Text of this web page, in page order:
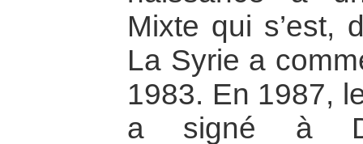
Mixte qui s’est,
La Syrie a
1983. En 1987,
a signé à